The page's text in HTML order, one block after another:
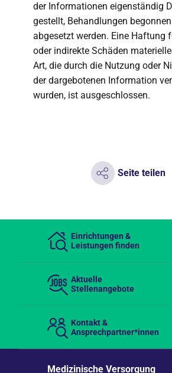
der Informationen eigenständig
gestellt, Behandlungen
abgesetzt werden. Eine Haftung
oder indirekte Schäden
Art, die durch die Nutzung oder
der dargebotenen Information
wurden, ist ausgeschlossen.
Seite teilen
Einrichtungen &
Leistungen finden
Aktuelle
Stellenangebote
Kontakt &
Ansprechpartner*innen
Medizinische Versorgung